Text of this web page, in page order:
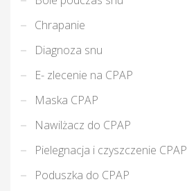
Chrapanie
Diagnoza snu
E- zlecenie na CPAP
Maska CPAP
Nawilżacz do CPAP
Pielegnacja i czyszczenie CPAP
Poduszka do CPAP